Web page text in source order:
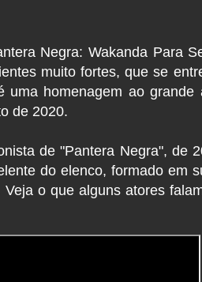
Negra: Wakanda Para
muito fortes, que se
homenagem ao grande
de 2020.
de "Pantera Negra", de
do elenco, formado em
o que alguns atores